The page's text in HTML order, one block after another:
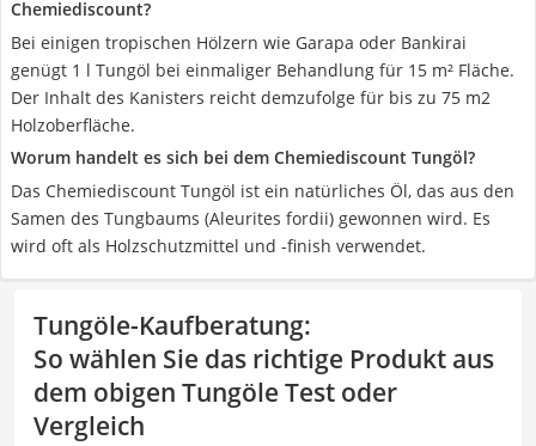
Chemiediscount?
Bei einigen tropischen Hölzern wie Garapa oder Bankirai
genügt 1 l Tungöl bei einmaliger Behandlung für 15 m² Fläche.
Der Inhalt des Kanisters reicht demzufolge für bis zu 75 m2
Holzoberfläche.
Worum handelt es sich bei dem Chemiediscount Tungöl?
Das Chemiediscount Tungöl ist ein natürliches Öl, das aus den
Samen des Tungbaums (Aleurites fordii) gewonnen wird. Es
wird oft als Holzschutzmittel und -finish verwendet.
Tungöle-Kaufberatung:
So wählen Sie das richtige Produkt aus
dem obigen Tungöle Test oder
Vergleich